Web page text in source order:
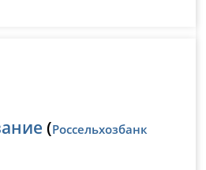
(Россельхозбанк